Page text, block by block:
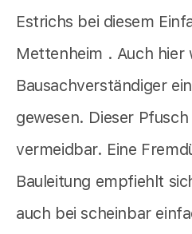
Estrichs bei diesem
Mettenheim . Auch hier
Bausachverständiger
gewesen. Dieser
vermeidbar. Eine
Bauleitung empfiehlt
auch bei scheinbar